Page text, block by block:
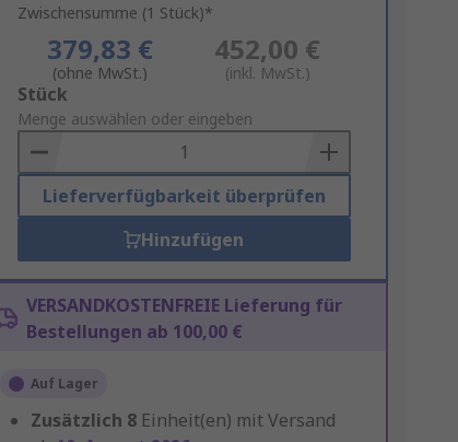
Zwischensumme (1 Stück)*
379,83 €
(ohne MwSt.)
452,00 €
(inkl. MwSt.)
Add
to
Basket
Stück
Menge auswählen oder eingeben
Lieferverfügbarkeit überprüfen
Hinzufügen
VERSANDKOSTENFREIE Lieferung für
Bestellungen ab 100,00 €
Auf Lager
Zusätzlich 8 Einheit(en) mit Versand